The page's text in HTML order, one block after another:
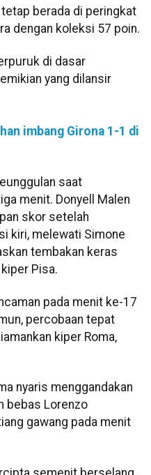
berada di peringkat
dengan koleksi 57 poin.
di dasar
yang dilansir
imbang Girona 1-1 di
saat
menit. Donyell Malen
skor setelah
kiri, melewati Simone
tembakan keras
Pisa.
pada menit ke-17
percobaan tepat
kiper Roma,
nyaris menggandakan
bebas Lorenzo
gawang pada menit